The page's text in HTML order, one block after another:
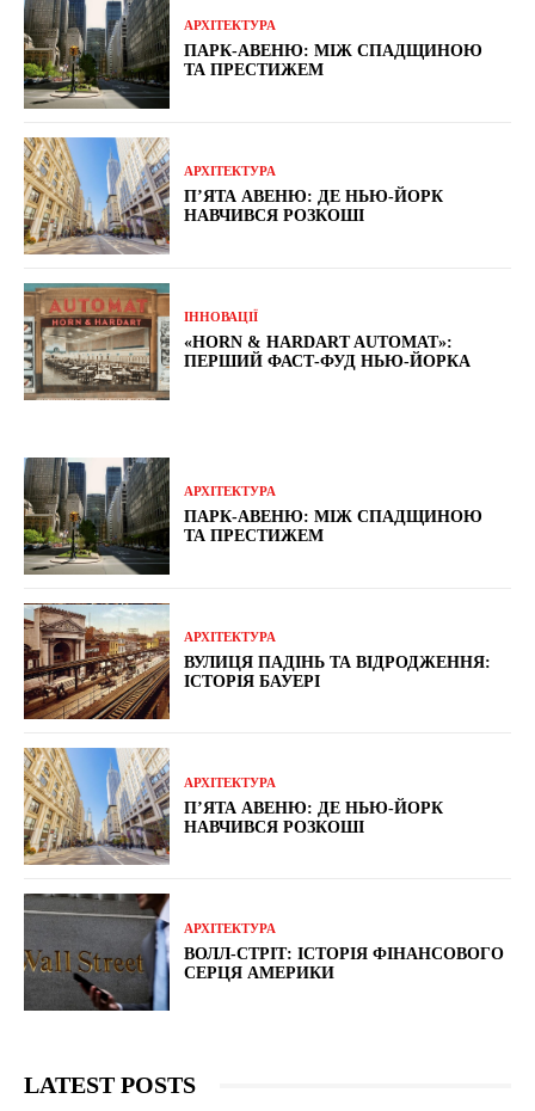
АРХІТЕКТУРА
ПАРК-АВЕНЮ: МІЖ СПАДЩИНОЮ
ТА ПРЕСТИЖЕМ
АРХІТЕКТУРА
П’ЯТА АВЕНЮ: ДЕ НЬЮ-ЙОРК
НАВЧИВСЯ РОЗКОШІ
ІННОВАЦІЇ
«HORN & HARDART AUTOMAT»:
ПЕРШИЙ ФАСТ-ФУД НЬЮ-ЙОРКА
АРХІТЕКТУРА
ПАРК-АВЕНЮ: МІЖ СПАДЩИНОЮ
ТА ПРЕСТИЖЕМ
АРХІТЕКТУРА
ВУЛИЦЯ ПАДІНЬ ТА ВІДРОДЖЕННЯ:
ІСТОРІЯ БАУЕРІ
АРХІТЕКТУРА
П’ЯТА АВЕНЮ: ДЕ НЬЮ-ЙОРК
НАВЧИВСЯ РОЗКОШІ
АРХІТЕКТУРА
ВОЛЛ-СТРІТ: ІСТОРІЯ ФІНАНСОВОГО
СЕРЦЯ АМЕРИКИ
LATEST POSTS